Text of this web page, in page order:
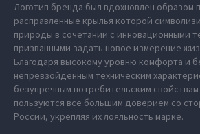
Логотип бренда был вдохновлен образом
расправленные крылья которой
природы в сочетании с инновационными
призванными задать новое измерение
Благодаря высокому уровню комфорта и
непревзойденным техническим
безупречным потребительским свойствам
пользуются все большим доверием со
России, укрепляя их лояльность марке.